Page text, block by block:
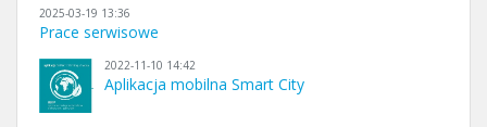
2025-03-19 13:36
Prace serwisowe
2022-11-10 14:42
Aplikacja mobilna Smart City